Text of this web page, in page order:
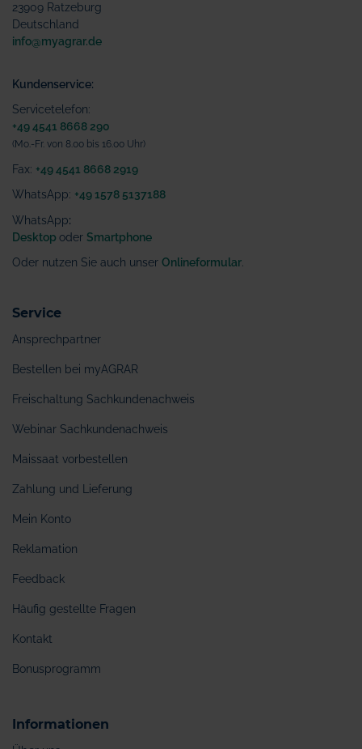
23909 Ratzeburg
Deutschland
info@myagrar.de
Kundenservice:
Servicetelefon:
+49 4541 8668 290
(Mo.-Fr. von 8.00 bis 16.00 Uhr)
Fax: +49 4541 8668 2919
WhatsApp: +49 1578 5137188
WhatsApp:
Desktop oder Smartphone
Oder nutzen Sie auch unser Onlineformular
Service
Ansprechpartner
Bestellen bei myAGRAR
Freischaltung Sachkundenachweis
Webinar Sachkundenachweis
Maissaat vorbestellen
Zahlung und Lieferung
Mein Konto
Reklamation
Feedback
Häufig gestellte Fragen
Kontakt
Bonusprogramm
Informationen